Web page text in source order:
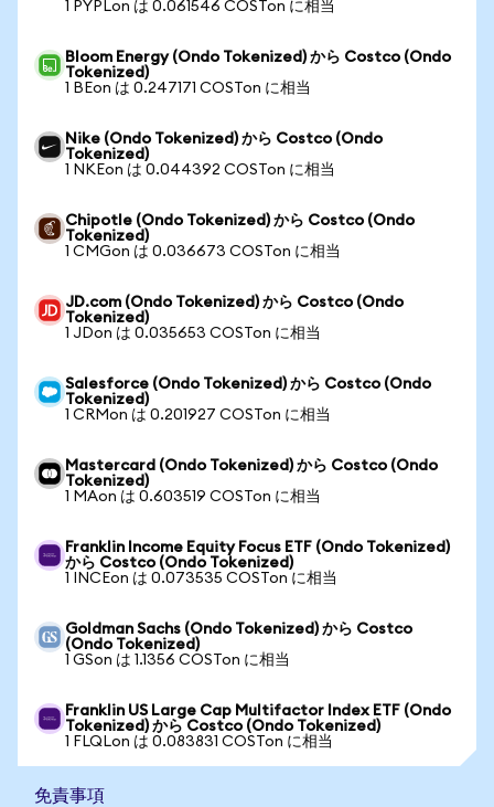
1 PYPLon は 0.061546 COSTon に相当
Bloom Energy (Ondo Tokenized) から Costco (Ondo
Tokenized)
1 BEon は 0.247171 COSTon に相当
Nike (Ondo Tokenized) から Costco (Ondo
Tokenized)
1 NKEon は 0.044392 COSTon に相当
Chipotle (Ondo Tokenized) から Costco (Ondo
Tokenized)
1 CMGon は 0.036673 COSTon に相当
JD.com (Ondo Tokenized) から Costco (Ondo
Tokenized)
1 JDon は 0.035653 COSTon に相当
Salesforce (Ondo Tokenized) から Costco (Ondo
Tokenized)
1 CRMon は 0.201927 COSTon に相当
Mastercard (Ondo Tokenized) から Costco (Ondo
Tokenized)
1 MAon は 0.603519 COSTon に相当
Franklin Income Equity Focus ETF (Ondo Tokenized)
から Costco (Ondo Tokenized)
1 INCEon は 0.073535 COSTon に相当
Goldman Sachs (Ondo Tokenized) から Costco
(Ondo Tokenized)
1 GSon は 1.1356 COSTon に相当
Franklin US Large Cap Multifactor Index ETF (Ondo
Tokenized) から Costco (Ondo Tokenized)
1 FLQLon は 0.083831 COSTon に相当
免責事項